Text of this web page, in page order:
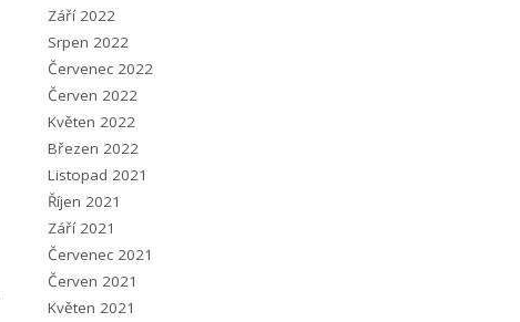
Září 2022
Srpen 2022
Červenec 2022
Červen 2022
Květen 2022
Březen 2022
Listopad 2021
Říjen 2021
Září 2021
Červenec 2021
Červen 2021
Květen 2021